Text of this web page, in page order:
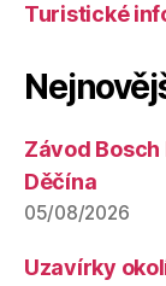
Turistické
Závod
Děčína
05/08/2026
Uzavírky